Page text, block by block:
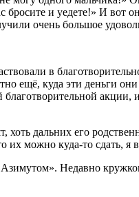
и уедете!» И вот
очень большое
в
ещё, куда эти деньги
хоть дальних его
их можно куда-то сдать, я
Недавно